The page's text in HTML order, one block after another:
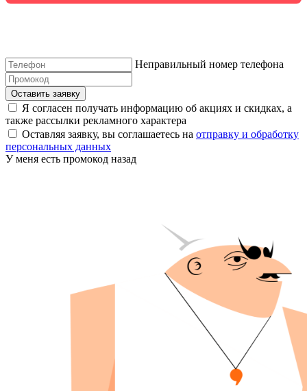
Неправильный номер телефона
Оставить заявку
Я согласен получать информацию об акциях и скидках, а
также рассылки рекламного характера
Оставляя заявку, вы соглашаетесь на отправку и обработку
персональных данных
У меня есть промокод назад